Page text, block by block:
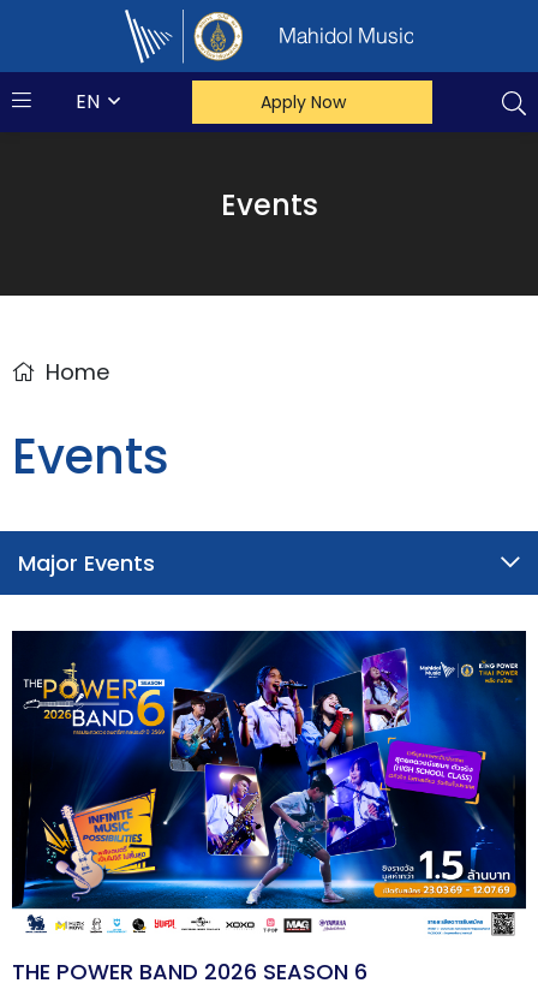
Mahidol Music
EN Apply Now
Events
Home
Events
Major Events
THE POWER BAND 2026 SEASON 6